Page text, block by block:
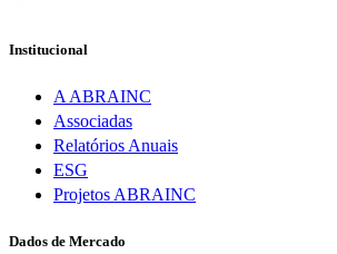
Institucional
A ABRAINC
Associadas
Relatórios Anuais
ESG
Projetos ABRAINC
Dados de Mercado